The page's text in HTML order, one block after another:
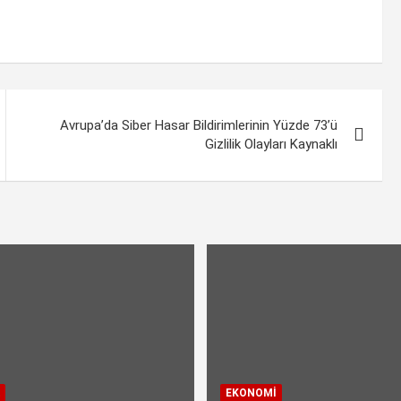
Avrupa’da Siber Hasar Bildirimlerinin Yüzde 73’ü
Gizlilik Olayları Kaynaklı
EKONOMI